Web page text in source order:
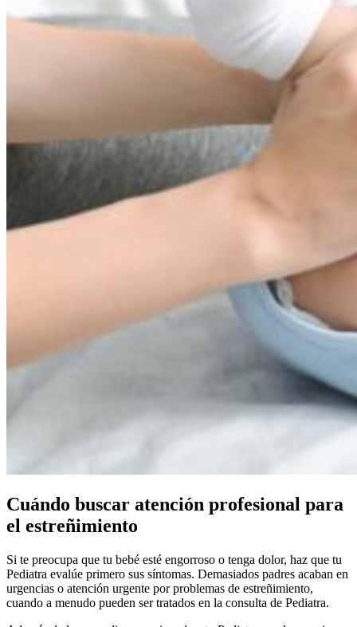
Cuándo buscar atención profesional para
el estreñimiento
Si te preocupa que tu bebé esté engorroso o tenga dolor, haz que tu
Pediatra evalúe primero sus síntomas. Demasiados padres acaban en
urgencias o atención urgente por problemas de estreñimiento,
cuando a menudo pueden ser tratados en la consulta de Pediatra.